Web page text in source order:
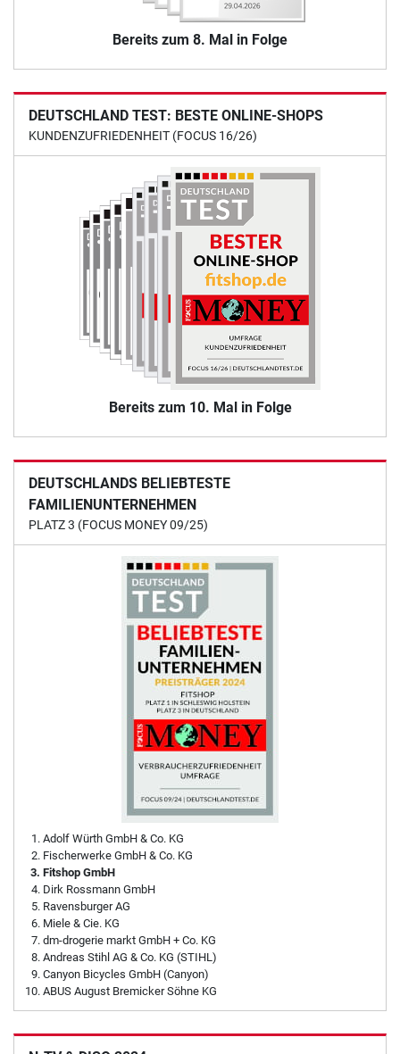
Bereits zum 8. Mal in Folge
DEUTSCHLAND TEST: BESTE ONLINE-SHOPS
KUNDENZUFRIEDENHEIT (FOCUS 16/26)
Bereits zum 10. Mal in Folge
DEUTSCHLANDS BELIEBTESTE
FAMILIENUNTERNEHMEN
PLATZ 3 (FOCUS MONEY 09/25)
Adolf Würth GmbH & Co. KG
Fischerwerke GmbH & Co. KG
Fitshop GmbH
Dirk Rossmann GmbH
Ravensburger AG
Miele & Cie. KG
dm-drogerie markt GmbH + Co. KG
Andreas Stihl AG & Co. KG (STIHL)
Canyon Bicycles GmbH (Canyon)
ABUS August Bremicker Söhne KG